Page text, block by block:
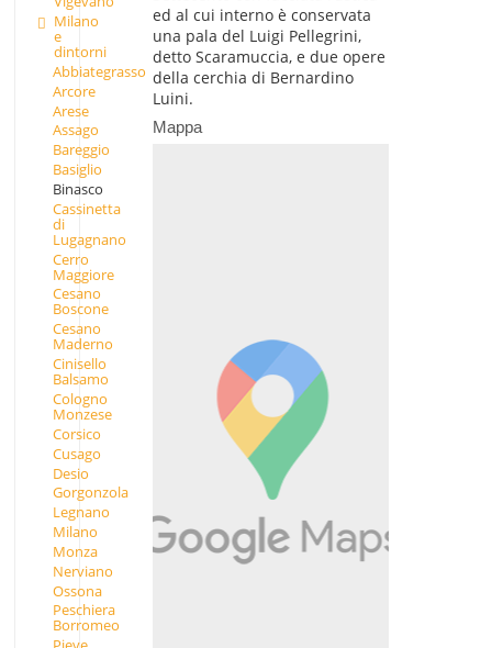
Milano
e
dintorni
Abbiategrasso
Arcore
Arese
Assago
Bareggio
Basiglio
Binasco
Cassinetta
di
Lugagnano
Cerro
Maggiore
Cesano
Boscone
Cesano
Maderno
Cinisello
Balsamo
Cologno
Monzese
Corsico
Cusago
Desio
Gorgonzola
Legnano
Milano
Monza
Nerviano
Ossona
Peschiera
Borromeo
ed al cui interno è conservata
una pala del Luigi Pellegrini,
detto Scaramuccia, e due opere
della cerchia di Bernardino
Luini.
Mappa